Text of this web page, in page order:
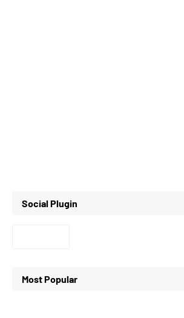
Social Plugin
Most Popular